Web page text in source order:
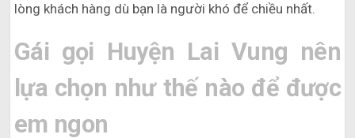
lòng khách hàng dù bạn là người khó để chiều nhất.
Gái gọi Huyện Lai Vung nên
lựa chọn như thế nào để được
em ngon